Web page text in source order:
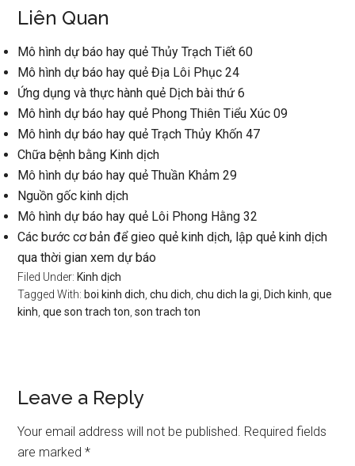
Liên Quan
Mô hình dự báo hay quẻ Thủy Trạch Tiết 60
Mô hình dự báo hay quẻ Địa Lôi Phục 24
Ứng dụng và thực hành quẻ Dịch bài thứ 6
Mô hình dự báo hay quẻ Phong Thiên Tiểu Xúc 09
Mô hình dự báo hay quẻ Trạch Thủy Khốn 47
Chữa bệnh bằng Kinh dịch
Mô hình dự báo hay quẻ Thuần Khảm 29
Nguồn gốc kinh dịch
Mô hình dự báo hay quẻ Lôi Phong Hằng 32
Các bước cơ bản để gieo quẻ kinh dịch, lập quẻ kinh dịch
qua thời gian xem dự báo
Filed Under: Kinh dịch
Tagged With: boi kinh dich ,chu dich ,chu dich la gi Dich kinh ,que
kinh ,que son trach ton ,son trach ton
Reader
Interactions
Leave a Reply
Your email address will not be published. Required fields
are marked*